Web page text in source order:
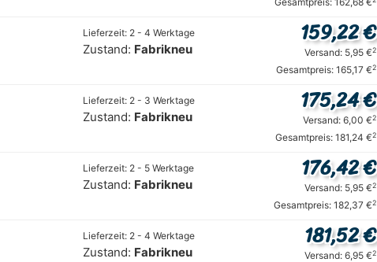
Lieferzeit: 2 - 4 Werktage
Zustand: Fabrikneu
159,22 €
Versand: 5,95 €2
Gesamtpreis: 165,17 €2
Lieferzeit: 2 - 3 Werktage
Zustand: Fabrikneu
175,24 €
Versand: 6,00 €2
Gesamtpreis: 181,24 €2
Lieferzeit: 2 - 5 Werktage
Zustand: Fabrikneu
176,42 €
Versand: 5,95 €2
Gesamtpreis: 182,37 €2
Lieferzeit: 2 - 4 Werktage
Zustand: Fabrikneu
181,52 €
Versand: 6,95 €2